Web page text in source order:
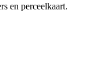
en perceelkaart.